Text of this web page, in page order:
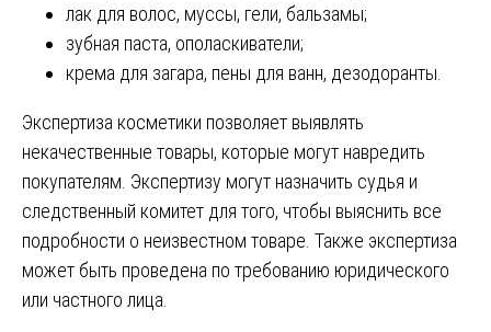
лак для волос, муссы, гели, бальзамы;
зубная паста, ополаскиватели;
крема для загара, пены для ванн, дезодоранты.
Экспертиза косметики позволяет выявлять
некачественные товары, которые могут навредить
покупателям. Экспертизу могут назначить судья и
следственный комитет для того, чтобы выяснить все
подробности о неизвестном товаре. Также экспертиза
может быть проведена по требованию юридического
или частного лица.